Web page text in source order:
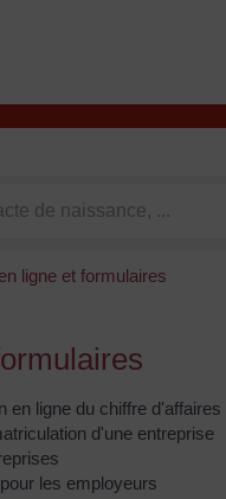
ligne et formulaires
en ligne du chiffre
d'une entreprise
les employeurs